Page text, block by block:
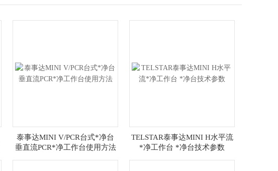
泰事达MINI V/PCR台式*净台
垂直流PCR*净工作台使用方法
TELSTAR泰事达MINI H水平流
*净工作台 *净台技术参数